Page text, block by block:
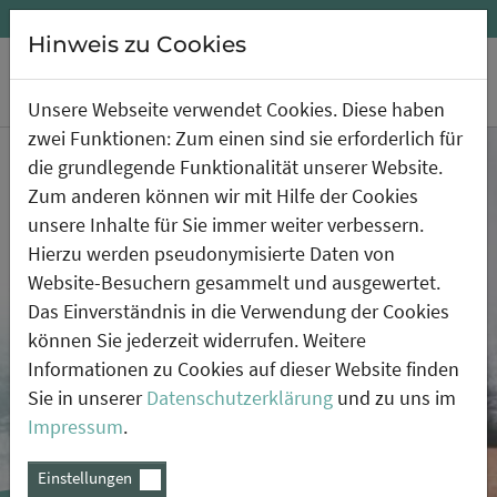
Zum Hauptinhalt springen
Sachverständige für
Informationssicherheit
und Datenschutz
Hinweis zu Cookies
Unsere Webseite verwendet Cookies. Diese haben
zwei Funktionen: Zum einen sind sie erforderlich für
die grundlegende Funktionalität unserer Website.
Zum anderen können wir mit Hilfe der Cookies
unsere Inhalte für Sie immer weiter verbessern.
Hierzu werden pseudonymisierte Daten von
Website-Besuchern gesammelt und ausgewertet.
Das Einverständnis in die Verwendung der Cookies
können Sie jederzeit widerrufen. Weitere
Informationen zu Cookies auf dieser Website finden
Sie in unserer Datenschutzerklärung und zu uns im
Impressum.
Einstellungen